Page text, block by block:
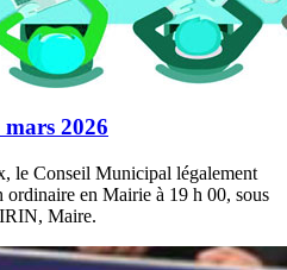
2026
le Conseil Municipal légalement
ordinaire en Mairie à 19 h 00, sous
Maire.